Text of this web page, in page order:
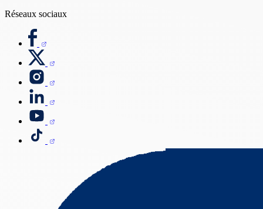
Réseaux sociaux